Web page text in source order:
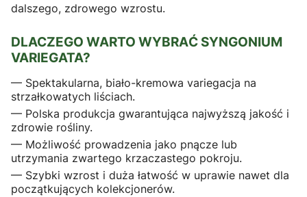
dalszego, zdrowego wzrostu.
DLACZEGO WARTO WYBRAĆ SYNGONIUM
VARIEGATA?
— Spektakularna, biało-kremowa variegacja na
strzałkowatych liściach.
— Polska produkcja gwarantująca najwyższą jakość i
zdrowie rośliny.
— Możliwość prowadzenia jako pnącze lub
utrzymania zwartego krzaczastego pokroju.
— Szybki wzrost i duża łatwość w uprawie nawet dla
początkujących kolekcjonerów.